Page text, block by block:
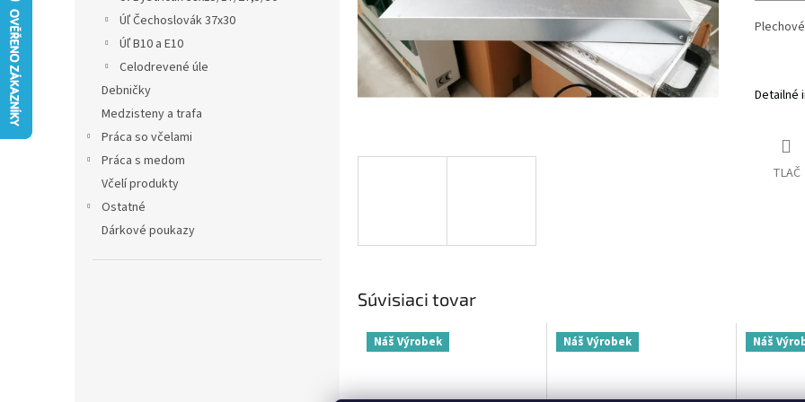
Úľ Čechoslovák 37x30
Úľ B10 a E10
Celodrevené úle
Debničky
Medzisteny a trafa
Práca so včelami
Práca s medom
Včelí produkty
Ostatné
Dárkové poukazy
Detailné
TLAČ
Súvisiaci tovar
Náš Výrobek Náš Výrobek Náš